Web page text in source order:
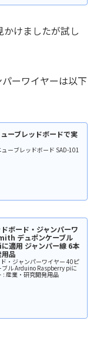
けましたが試し
ーワイヤーは以下
ーブレッドボードで実
ーブレッドボード SAD-101
ボード・ジャンパーワ
デュポンケーブル
適用 ジャンパー線 6本
品
・ジャンパーワイヤー 40ピ
ル Arduino Raspberry piに
: 産業・研究開発用品